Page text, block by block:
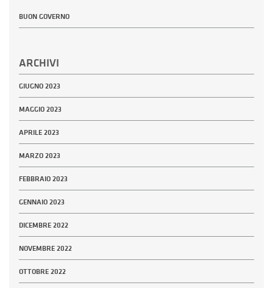
BUON GOVERNO
ARCHIVI
GIUGNO 2023
MAGGIO 2023
APRILE 2023
MARZO 2023
FEBBRAIO 2023
GENNAIO 2023
DICEMBRE 2022
NOVEMBRE 2022
OTTOBRE 2022